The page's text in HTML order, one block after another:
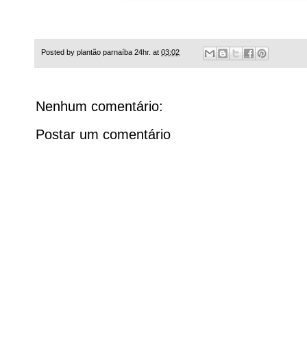
Posted by plantão parnaíba 24hr. at 03:02
Nenhum comentário:
Postar um comentário